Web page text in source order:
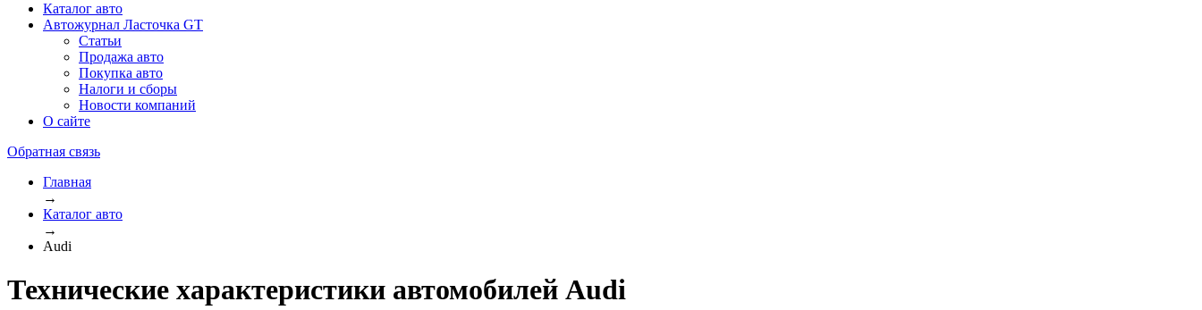
Каталог авто
Автожурнал Ласточка GT
Статьи
Продажа авто
Покупка авто
Налоги и сборы
Новости компаний
О сайте
Обратная связь
Главная
→
Каталог авто
→
Audi
Технические характеристики автомобилей Audi